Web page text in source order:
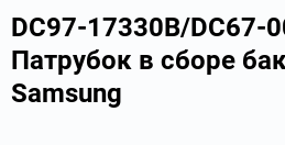
DC97-17330B/DC67-
Патрубок в сборе
Samsung